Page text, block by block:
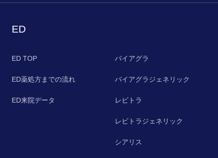
ED
ED TOP
ED薬処方までの流れ
ED来院データ
バイアグラ
バイアグラジェネリック
レビトラ
レビトラジェネリック
シアリス